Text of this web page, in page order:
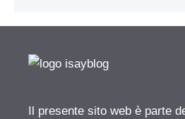
Il presente sito web è parte